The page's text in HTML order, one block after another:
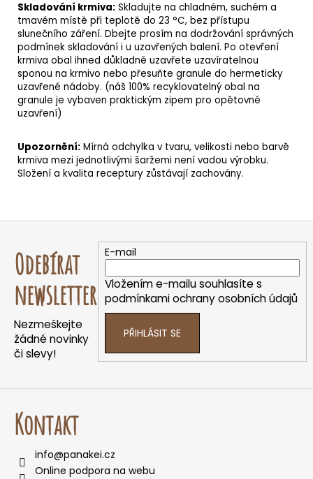
Skladování krmiva: Skladujte na chladném, suchém a
tmavém místě při teplotě do 23 °C, bez přístupu
slunečního záření. Dbejte prosím na dodržování správných
podmínek skladování i u uzavřených balení. Po otevření
krmiva obal ihned důkladně uzavřete uzavíratelnou
sponou na krmivo nebo přesuňte granule do hermeticky
uzavřené nádoby. (náš 100% recyklovatelný obal na
granule je vybaven praktickým zipem pro opětovné
uzavření)
Upozornění: Mírná odchylka v tvaru, velikosti nebo barvě
krmiva mezi jednotlivými šaržemi není vadou výrobku.
Složení a kvalita receptury zůstávají zachovány.
Odebírat
newsletter
Nezmeškejte
žádné novinky
či slevy!
E-mail
Vložením e-mailu souhlasíte s
podmínkami ochrany osobních údajů
PŘIHLÁSIT SE
Kontakt
info@panakei.cz
Online podpora na webu